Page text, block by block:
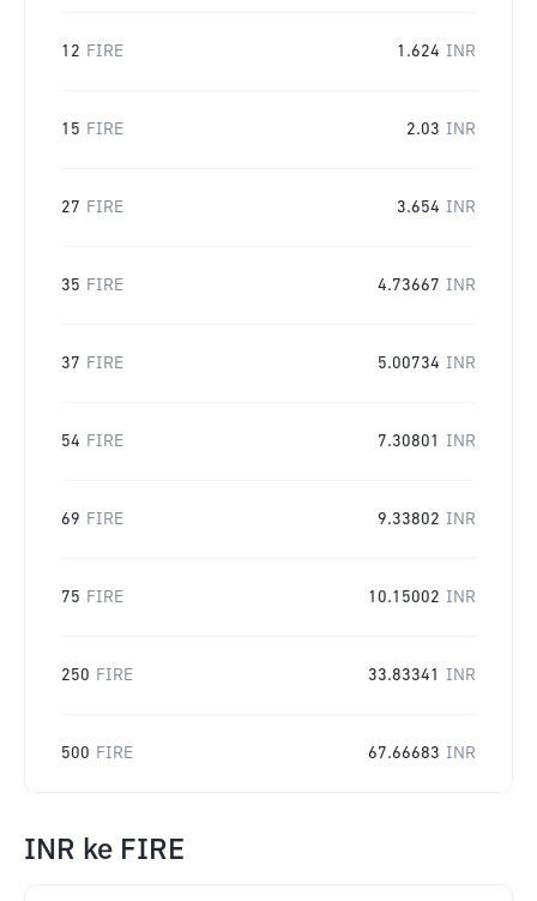
12 FIRE 1.624 INR
15 FIRE 2.03 INR
27 FIRE 3.654 INR
35 FIRE 4.73667 INR
37 FIRE 5.00734 INR
54 FIRE 7.30801 INR
69 FIRE 9.33802 INR
75 FIRE 10.15002 INR
250 FIRE 33.83341 INR
500 FIRE 67.66683 INR
INR ke FIRE